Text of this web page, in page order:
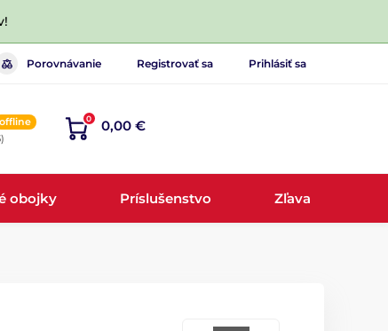
Porovnávanie Registrovať sa Prihlásiť sa
offline 0 0,00 €
obojky Príslušenstvo Zľava